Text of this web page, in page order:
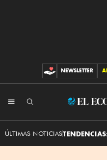
CONTRIBUCIONES
NEWSLETTER
ÚLTIMAS NOTICIAS